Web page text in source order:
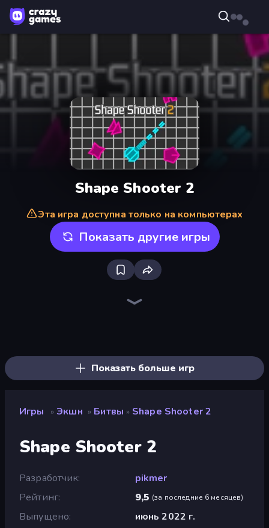
Shape Shooter 2
Эта игра доступна только на компьютерах
Показать другие игры
Показать больше игр
Игры » Экшн » Битвы » Shape Shooter 2
Shape Shooter 2
Разработчик
pikmer
Рейтинг
9,5 (за последние 6 месяцев)
Выпущено
июнь 2022 г.